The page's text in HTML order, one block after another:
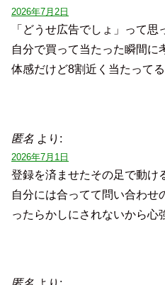
2026年7月2日
「どうせ広告でしょ」って思
自分で買って当たった瞬間に
体感だけど8割近く当たってる
匿名 より:
2026年7月1日
登録を済ませたその足で動け
自分には合ってて問い合わせ
ったらかしにされないから心